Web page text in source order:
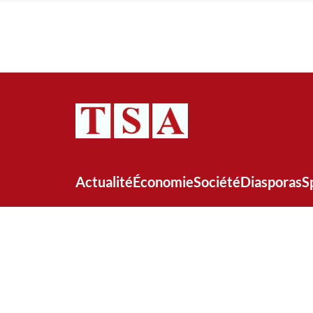
ActualitéÉconomieSociétéDiasporas